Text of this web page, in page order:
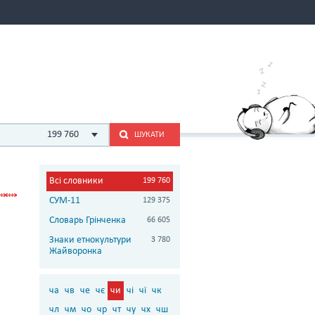
199 760 ШУКАТИ
Всі словники 199 760
СУМ-11 129 375
Словарь Грінченка 66 605
Знаки етнокультури
Жайворонка
3 780
ча чв че чє чи чі чї чк
чл чм чо чр чт чу чх чш